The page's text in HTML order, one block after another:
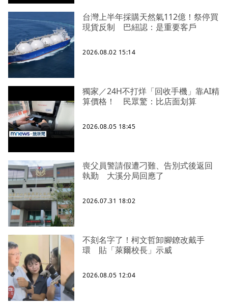
台灣上半年採購天然氣112億！祭停買
現貨反制 巴紐認：是重要客戶
2026.08.02 15:14
獨家／24H不打烊「回收手機」靠AI精
算價格！ 民眾驚：比店面划算
2026.08.05 18:45
喪父員警請假遭刁難、告別式後返回
執勤 大溪分局回應了
2026.07.31 18:02
不刻名字了！柯文哲卸腳鐐改戴手
環 貼「萊爾校長」示威
2026.08.05 12:04